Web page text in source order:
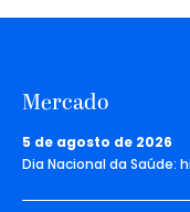
Mercado
5 de agosto de 2026
Dia Nacional da Saúde: